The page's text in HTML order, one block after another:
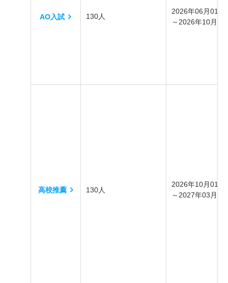
AO入試 130人
2026年06月01日
～2026年10月31
高校推薦 130人
2026年10月01日
～2027年03月31